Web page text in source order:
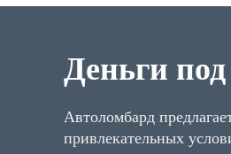
Деньги
Автоломбард
привлекательных